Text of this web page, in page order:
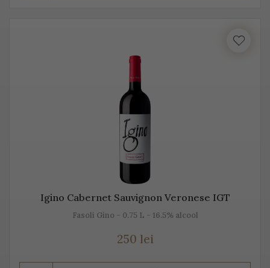
Prosecco este un vin cunoscut pentru prospețime, este
un vin care nu fermentează după îmbuteliere și care se
consumă de regulă, în primii 3 ani. Are un conținut
scăzut de alcool, astfel că este preferat atât de bărbați,
Se bea în pahare cu pereți înalți, subțiri, rece,
temperatura ideală de servire fiind 2-3 grade C. Am
putea spune despre Prosecco că este un vin băut de
plăcere, dar și ca aperitiv, înainte de servirea mesei.
Este un vin proaspăt, ce se prezintă ca un buchet
ușoare, parfumate. De obicei, Prosecco este un vin sec,
Igino Cabernet Sauvignon Veronese IGT
Fasoli Gino - 0.75 L - 16.5% alcool
250 lei